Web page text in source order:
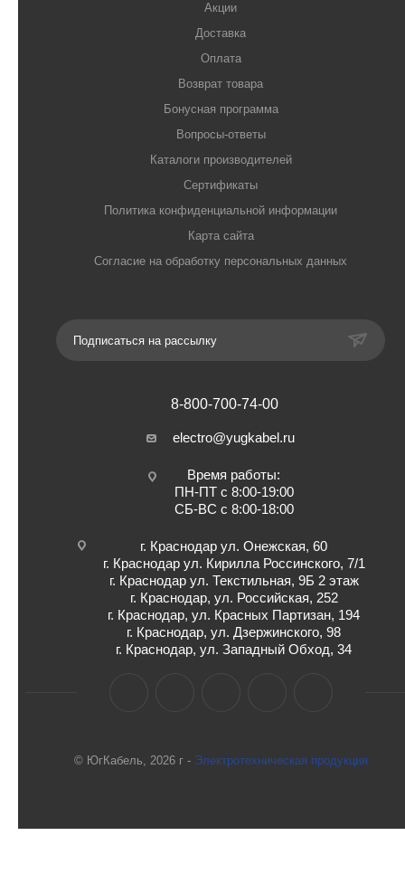
Акции
Доставка
Оплата
Возврат товара
Бонусная программа
Вопросы-ответы
Каталоги производителей
Сертификаты
Политика конфиденциальной информации
Карта сайта
Согласие на обработку персональных данных
Подписаться на рассылку
8-800-700-74-00
electro@yugkabel.ru
Время работы:
ПН-ПТ с 8:00-19:00
СБ-ВС с 8:00-18:00
г. Краснодар ул. Онежская, 60
г. Краснодар ул. Кирилла Россинского, 7/1
г. Краснодар ул. Текстильная, 9Б 2 этаж
г. Краснодар, ул. Российская, 252
г. Краснодар, ул. Красных Партизан, 194
г. Краснодар, ул. Дзержинского, 98
г. Краснодар, ул. Западный Обход, 34
© ЮгКабель, 2026 г - Электротехническая продукция